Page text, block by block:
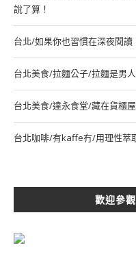
說了算！
台北/如果你也習慣在深夜閱
台北美食/拉麵公子/拉麵是男
台北美食/達永食堂/藏在貨櫃
台北咖啡/有kaffe冇/用理性萃
歡迎參